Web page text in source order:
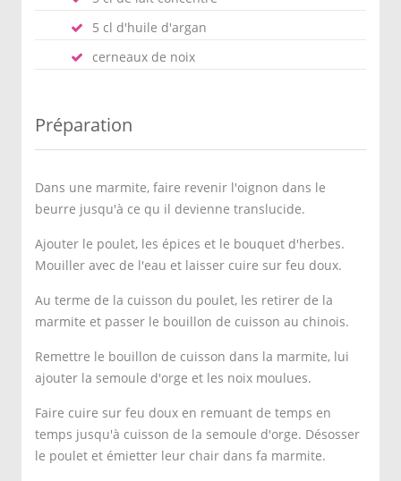
5 cl d'huile d'argan
cerneaux de noix
Préparation
Dans une marmite, faire revenir l'oignon dans le
beurre jusqu'à ce qu il devienne translucide.
Ajouter le poulet, les épices et le bouquet d'herbes.
Mouiller avec de l'eau et laisser cuire sur feu doux.
Au terme de la cuisson du poulet, les retirer de la
marmite et passer le bouillon de cuisson au chinois.
Remettre le bouillon de cuisson dans la marmite, lui
ajouter la semoule d'orge et les noix moulues.
Faire cuire sur feu doux en remuant de temps en
temps jusqu'à cuisson de la semoule d'orge. Désosser
le poulet et émietter leur chair dans fa marmite.